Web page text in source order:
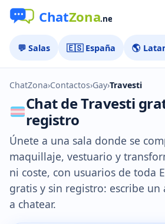
💬 Salas 🇪🇸 España 🌎
ChatZona›Contactos›Gay›Travesti
Chat de Travesti
registro
Únete a una sala donde se
maquillaje, vestuario y
ni coste, con usuarios de toda
gratis y sin registro: escribe un
a chatear.